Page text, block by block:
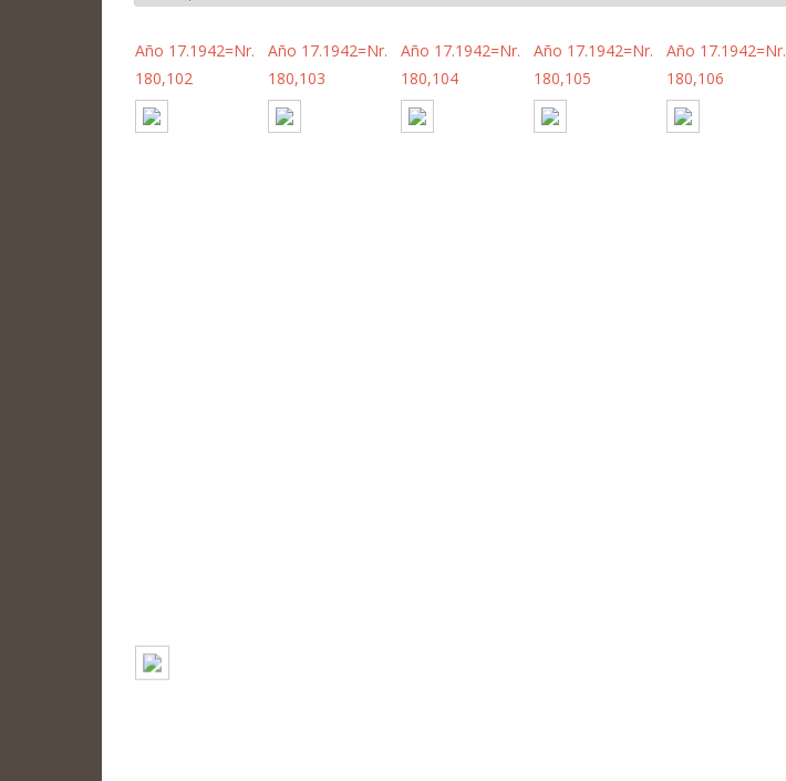
Año 17.1942=Nr.
180,102
Año 17.1942=Nr.
180,103
Año 17.1942=Nr.
180,104
Año 17.1942=Nr.
180,105
Año 17.1942=Nr.
180,106